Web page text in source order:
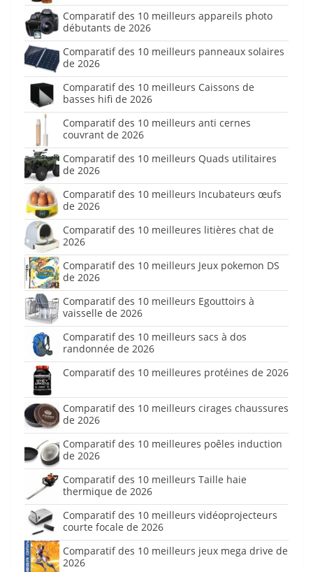
Comparatif des 10 meilleurs appareils photo
débutants de 2026
Comparatif des 10 meilleurs panneaux solaires
de 2026
Comparatif des 10 meilleurs Caissons de
basses hifi de 2026
Comparatif des 10 meilleurs anti cernes
couvrant de 2026
Comparatif des 10 meilleurs Quads utilitaires
de 2026
Comparatif des 10 meilleurs Incubateurs œufs
de 2026
Comparatif des 10 meilleures litières chat de
2026
Comparatif des 10 meilleurs Jeux pokemon DS
de 2026
Comparatif des 10 meilleurs Egouttoirs à
vaisselle de 2026
Comparatif des 10 meilleurs sacs à dos
randonnée de 2026
Comparatif des 10 meilleures protéines de 2026
Comparatif des 10 meilleurs cirages chaussures
de 2026
Comparatif des 10 meilleures poêles induction
de 2026
Comparatif des 10 meilleurs Taille haie
thermique de 2026
Comparatif des 10 meilleurs vidéoprojecteurs
courte focale de 2026
Comparatif des 10 meilleurs jeux mega drive de
2026